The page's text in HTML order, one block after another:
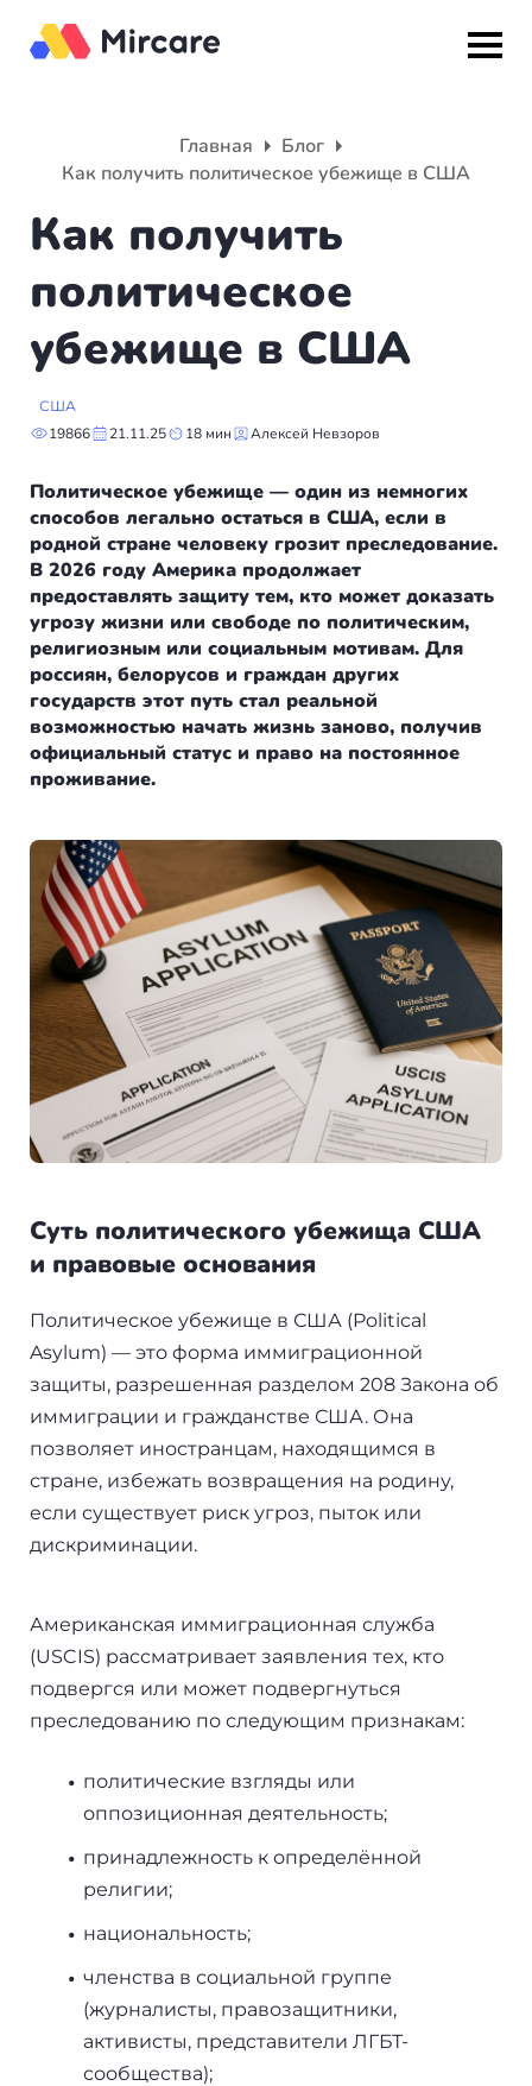
Главная
Блог
Как получить политическое убежище в США
Как получить
политическое
убежище в США
США
19866 21.11.25 18 мин Алексей Невзоров
Политическое убежище — один из немногих
способов легально остаться в США, если в
родной стране человеку грозит преследование.
В 2026 году Америка продолжает
предоставлять защиту тем, кто может доказать
угрозу жизни или свободе по политическим,
религиозным или социальным мотивам. Для
россиян, белорусов и граждан других
государств этот путь стал реальной
возможностью начать жизнь заново, получив
официальный статус и право на постоянное
проживание.
Суть политического убежища США
и правовые основания
Политическое убежище в США (Political
Asylum) — это форма иммиграционной
защиты, разрешенная разделом 208 Закона об
иммиграции и гражданстве США. Она
позволяет иностранцам, находящимся в
стране, избежать возвращения на родину,
если существует риск угроз, пыток или
дискриминации.
Американская иммиграционная служба
(USCIS) рассматривает заявления тех, кто
подвергся или может подвергнуться
преследованию по следующим признакам:
политические взгляды или
оппозиционная деятельность;
принадлежность к определённой
религии;
национальность;
членства в социальной группе
(журналисты, правозащитники,
активисты, представители ЛГБТ-
сообщества);
Европа
Мальта
Испания
Турция
Румыния
Болгария
Венгрия
Германия
Америка
Аргентина
Вануату
Израиль
Гренада
+7(499)938-68-05
Whatsapp Telegram
Европа
Италия
Великобритания
Португалия
Словения
Франция
Испания
Сербия
Венгрия
Турция
Черногория
Финляндия
Нидерланды
Германия
Дания
Словакия
Америка
Аргентина
Канада
США
Парагвай
Другие страны
ОАЭ
Бали
Таиланд
+7(499)938-68-05
Подбор программы
Партнерская программа
Вакансии
О нас
Вебинары
Пишем в СМИ
Отзывы
+7(499)938-68-05
Whatsapp Telegram